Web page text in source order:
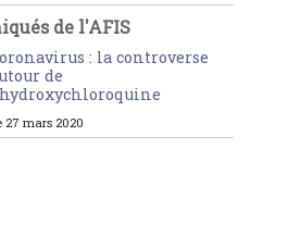
de l'AFIS
: la controverse
de
27 mars 2020